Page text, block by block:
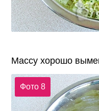
Массу хорошо
Фото 8